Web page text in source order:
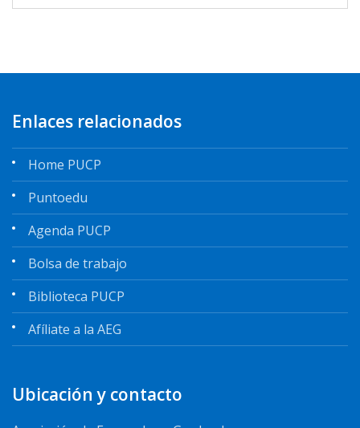
Enlaces relacionados
Home PUCP
Puntoedu
Agenda PUCP
Bolsa de trabajo
Biblioteca PUCP
Afíliate a la AEG
Ubicación y contacto